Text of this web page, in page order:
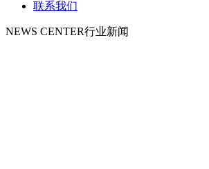
联系我们
NEWS CENTER行业新闻